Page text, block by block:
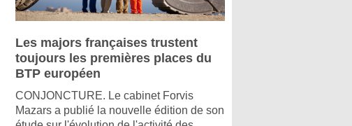
Les majors françaises trustent
toujours les premières places du
BTP européen
CONJONCTURE. Le cabinet Forvis
Mazars a publié la nouvelle édition de son